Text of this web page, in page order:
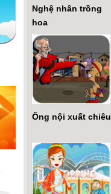
Nghệ nhân trồng
hoa
Ông nội xuất chiêu